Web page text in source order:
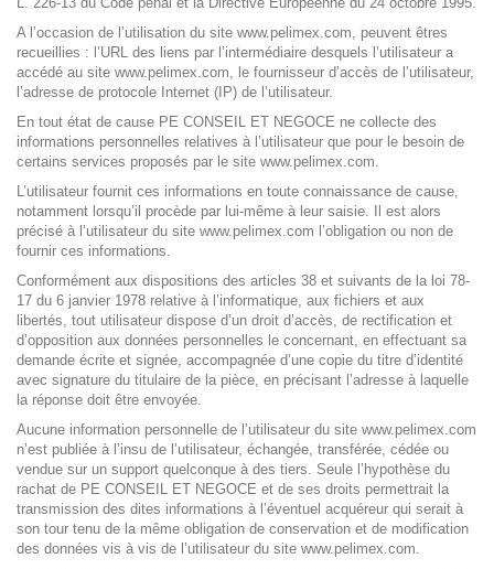
A l’occasion de l’utilisation du site www.pelimex.com, peuvent êtres
recueillies : l’URL des liens par l’intermédiaire desquels l’utilisateur a
accédé au site www.pelimex.com, le fournisseur d’accès de l’utilisateur,
l’adresse de protocole Internet (IP) de l’utilisateur.
En tout état de cause PE CONSEIL ET NEGOCE ne collecte des
informations personnelles relatives à l’utilisateur que pour le besoin de
certains services proposés par le site www.pelimex.com.
L’utilisateur fournit ces informations en toute connaissance de cause,
notamment lorsqu’il procède par lui-même à leur saisie. Il est alors
précisé à l’utilisateur du site www.pelimex.com l’obligation ou non de
fournir ces informations.
Conformément aux dispositions des articles 38 et suivants de la loi 78-
17 du 6 janvier 1978 relative à l’informatique, aux fichiers et aux
libertés, tout utilisateur dispose d’un droit d’accès, de rectification et
d’opposition aux données personnelles le concernant, en effectuant sa
demande écrite et signée, accompagnée d’une copie du titre d’identité
avec signature du titulaire de la pièce, en précisant l’adresse à laquelle
la réponse doit être envoyée.
Aucune information personnelle de l’utilisateur du site www.pelimex.com
n’est publiée à l’insu de l’utilisateur, échangée, transférée, cédée ou
vendue sur un support quelconque à des tiers. Seule l’hypothèse du
rachat de PE CONSEIL ET NEGOCE et de ses droits permettrait la
transmission des dites informations à l’éventuel acquéreur qui serait à
son tour tenu de la même obligation de conservation et de modification
des données vis à vis de l’utilisateur du site www.pelimex.com.